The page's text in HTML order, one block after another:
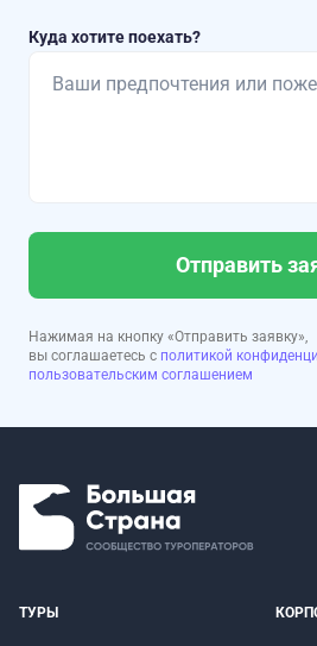
Куда хотите поехать?
Отправить
Нажимая на кнопку «Отправить заявку»,
вы соглашаетесь с политикой
пользовательским соглашением
ТУРЫ